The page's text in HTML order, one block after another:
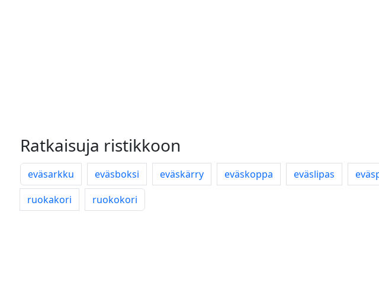
Ratkaisuja ristikkoon
eväsarkku eväsboksi eväskärry eväskoppa eväslipas
ruokakori
ruokokori